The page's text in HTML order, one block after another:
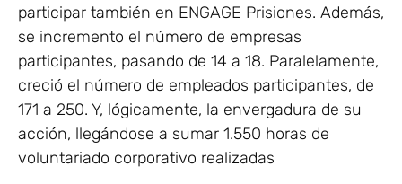
participar también en ENGAGE Prisiones. Además,
se incremento el número de empresas
participantes, pasando de 14 a 18. Paralelamente,
creció el número de empleados participantes, de
171 a 250. Y, lógicamente, la envergadura de su
acción, llegándose a sumar 1.550 horas de
voluntariado corporativo realizadas